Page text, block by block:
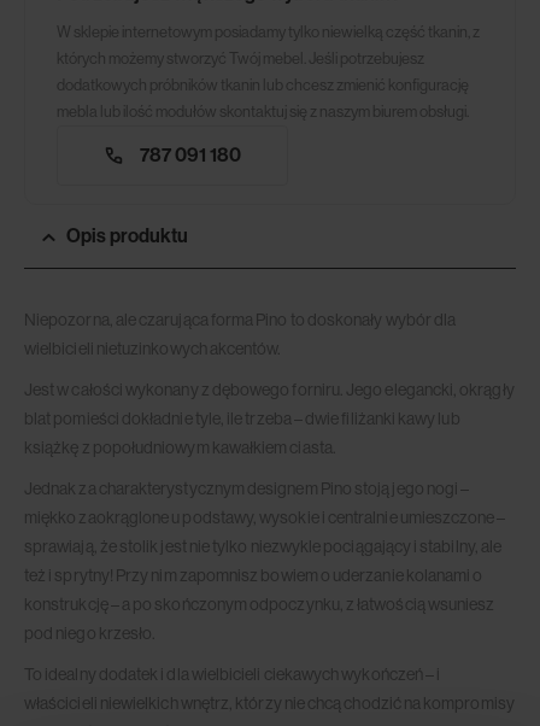
W sklepie internetowym posiadamy tylko niewielką część tkanin, z
których możemy stworzyć Twój mebel. Jeśli potrzebujesz
dodatkowych próbników tkanin lub chcesz zmienić konfigurację
mebla lub ilość modułów skontaktuj się z naszym biurem obsługi.
787 091 180
Opis produktu
Niepozorna, ale czarująca forma Pino to doskonały wybór dla
wielbicieli nietuzinkowych akcentów.
Jest w całości wykonany z dębowego forniru. Jego elegancki, okrągły
blat pomieści dokładnie tyle, ile trzeba – dwie filiżanki kawy lub
książkę z popołudniowym kawałkiem ciasta.
Jednak za charakterystycznym designem Pino stoją jego nogi –
miękko zaokrąglone u podstawy, wysokie i centralnie umieszczone –
sprawiają, że stolik jest nie tylko niezwykle pociągający i stabilny, ale
też i sprytny! Przy nim zapomnisz bowiem o uderzanie kolanami o
konstrukcję – a po skończonym odpoczynku, z łatwością wsuniesz
pod niego krzesło.
To idealny dodatek i dla wielbicieli ciekawych wykończeń – i
właścicieli niewielkich wnętrz, którzy nie chcą chodzić na kompromisy